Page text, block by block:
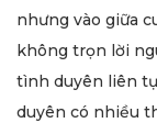
nhưng vào giữa
không trọn lời
tình duyên liên
duyên có nhiều